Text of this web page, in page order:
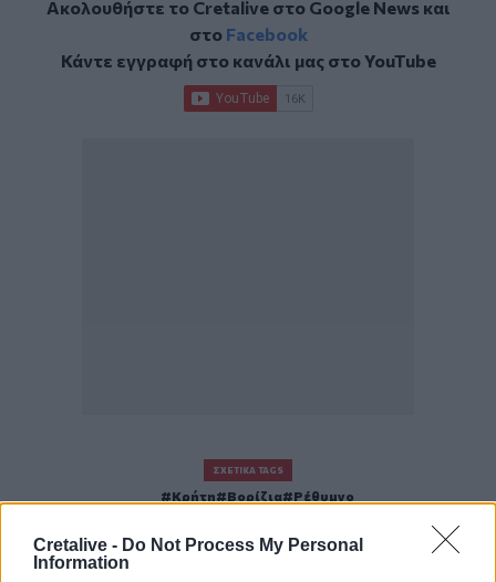
Cretalive - Do Not Process My Personal
Information
Ακολουθήστε το Cretalive στο Google Newsκαι
στο Facebook
Κάντε εγγραφή στο κανάλι μας στοYouTube
ΣΧΕΤΙΚΆ TAGS
Κρήτη Βορίζια Ρέθυμνο